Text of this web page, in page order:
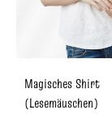
Magisches Shirt
(Lesemäuschen)